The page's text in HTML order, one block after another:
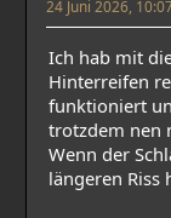
24 Juni 2026,
Ich hab mit
Hinterreifen
funktioniert
trotzdem nen
Wenn der
längeren Riss